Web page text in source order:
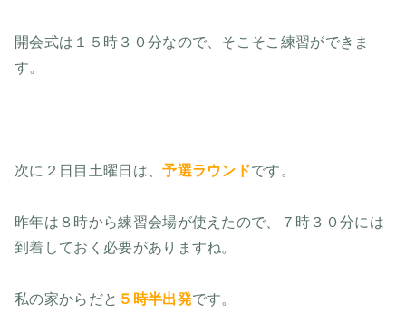
開会式は１５時３０分なので、そこそこ練習ができま
す。
次に２日目土曜日は、予選ラウンドです。
昨年は８時から練習会場が使えたので、７時３０分には
到着しておく必要がありますね。
私の家からだと ５時半出発です。